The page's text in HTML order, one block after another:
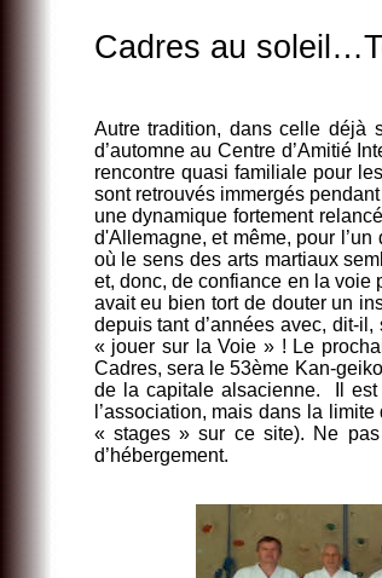
Cadres au
Autre tradition, dans celle déjà
d’automne au Centre d’Amitié
rencontre quasi familiale pour
sont retrouvés immergés
une dynamique fortement
d'Allemagne, et même, pour
où le sens des arts martiaux
et, donc, de confiance en la voie
avait eu bien tort de douter un
depuis tant d’années avec, dit-
« jouer sur la Voie » ! Le
Cadres, sera le53ème Kan-
de la capitale alsacienne. Il est
l’association, mais dans la
« stages » sur ce site). Ne
d’hébergement.